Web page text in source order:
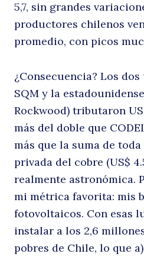
5,7, sin grandes
productores chilenos
promedio, con picos
¿Consecuencia? Los
SQM y la
Rockwood) tributaron
más del doble que
más que la suma de
privada del cobre (US$
realmente astronómica.
mi métrica favorita: mis
fotovoltaicos. Con esas
instalar a los 2,6
pobres de Chile, lo que